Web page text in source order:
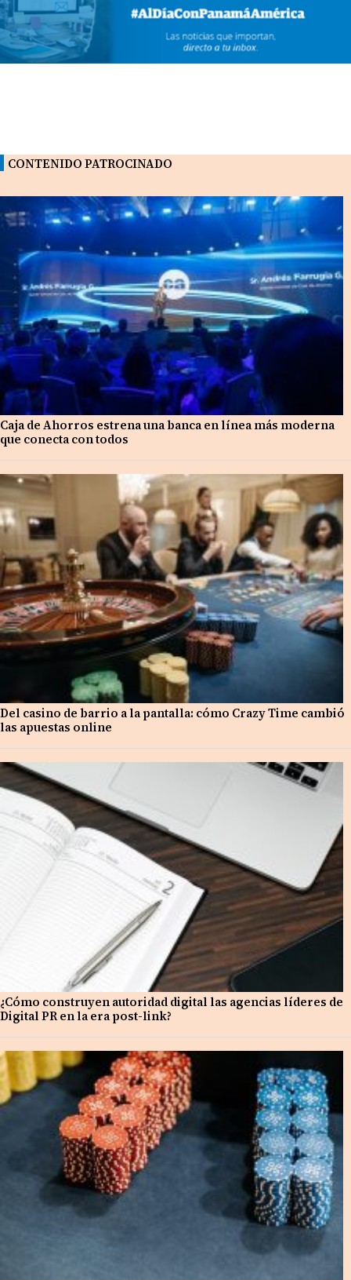
CONTENIDO PATROCINADO
Caja de Ahorros estrena una banca en línea más moderna
que conecta con todos
Del casino de barrio a la pantalla: cómo Crazy Time cambió
las apuestas online
¿Cómo construyen autoridad digital las agencias líderes de
Digital PR en la era post-link?